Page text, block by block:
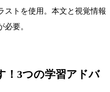
ストを使用。本文と視覚情報
要。
！3つの学習アドバ